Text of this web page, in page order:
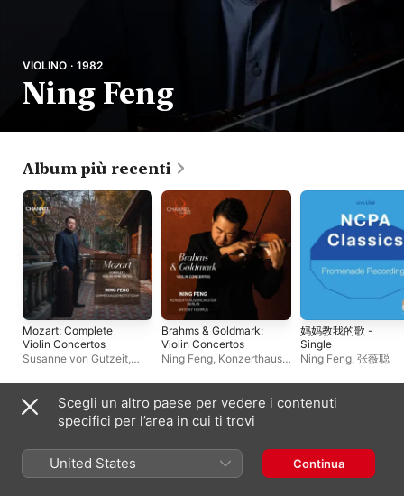
VIOLINO · 1982
Ning Feng
Album più recenti
Mozart: Complete
Violin Concertos
Susanne von Gutzeit,
Potsdam,Ning Feng,
Suyeon Kang
Brahms & Goldmark:
Violin Concertos
Ning Feng, Konzerthaus
Hermus
妈妈教我的歌 -
Single
Ning Feng, 张薇聪
Playlist
Scegli un altro paese per vedere i contenuti
specifici per l’area in cui ti trovi
United States Continua